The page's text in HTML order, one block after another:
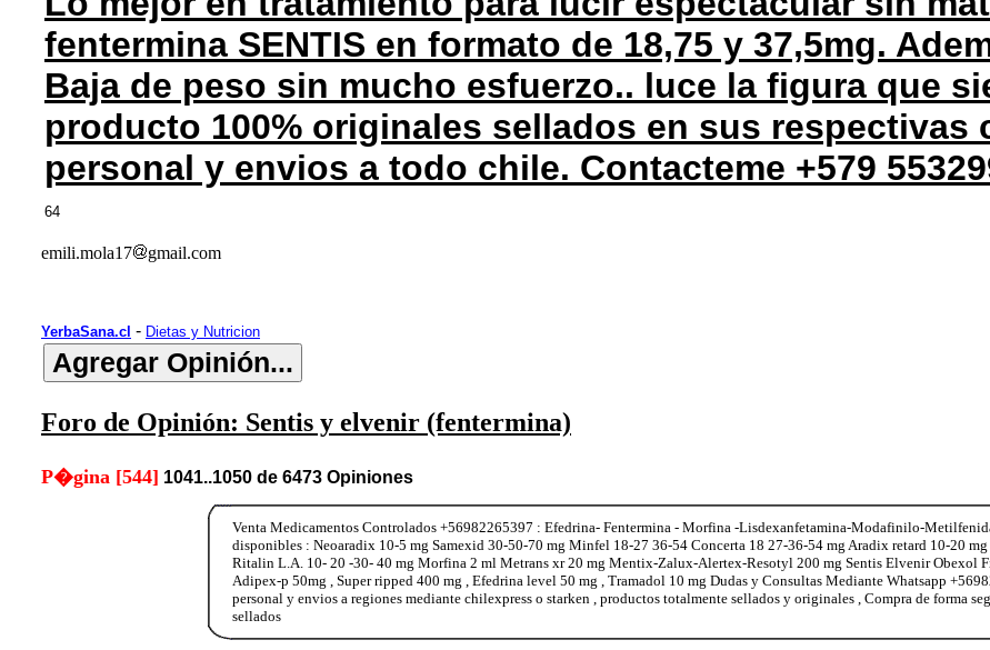
fentermina SENTIS en formato de 18,75 y 37,5mg.
Baja de peso sin mucho esfuerzo.. luce la figura que
producto 100% originales sellados en sus respectivas
personal y envios a todo chile. Contacteme +579
64
emili.mola17 gmail.com
YerbaSana.cl - Dietas y Nutricion
Foro de Opinión: Sentis y elvenir (fentermina)
P�gina [544] 1041..1050 de 6473 Opiniones
Venta Medicamentos Controlados +56982265397 : Efedrina- Fentermina - Morfina -Lisdexanfetamina-Modafinilo-
disponibles : Neoaradix 10-5 mg Samexid 30-50-70 mg Minfel 18-27 36-54 Concerta 18 27-36-54 mg Aradix retard 10-20
Ritalin L.A. 10- 20 -30- 40 mg Morfina 2 ml Metrans xr 20 mg Mentix-Zalux-Alertex-Resotyl 200 mg Sentis Elvenir Obexol
Adipex-p 50mg , Super ripped 400 mg , Efedrina level 50 mg , Tramadol 10 mg Dudas y Consultas Mediante Whatsapp
personal y envios a regiones mediante chilexpress o starken , productos totalmente sellados y originales , Compra de forma
sellados